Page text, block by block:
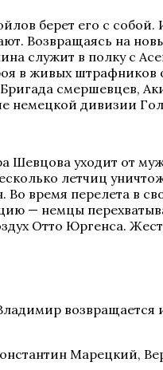
берет его с
Возвращаясь на
служит в полку с
в живых штрафников
смершевцев,
немецкой дивизии
уходит от
летчиц
время перелета в
— немцы
Отто Юргенса.
Марецкий,